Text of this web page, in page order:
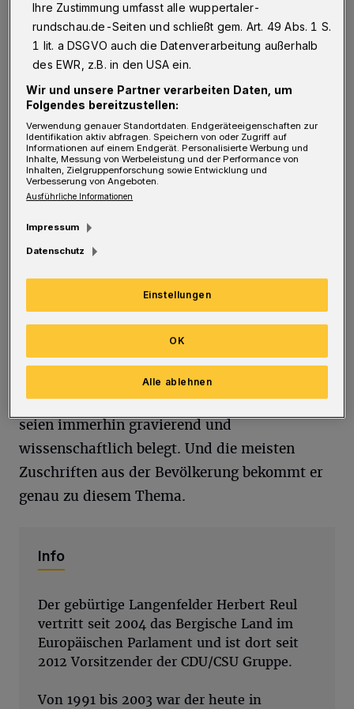
S peiseeis? Durchaus! "Für ein gutes Eis
kann man mich nachts wecken", bekennt
der 63-Jährige und freut sich über den
gemischten Fruchtbecher, den es als kleine
Stärkung beim Redaktionsgespräch gibt. Seine
Initiative für einen "Europäischen Tag des
handwerklich hergestellten Speiseeises" mutet
dabei ähnlich exotisch an wie sein inzwischen
"Natürlich gibt es wichtigere Themen und
man muss aufpassen, dass man kein Clown
wird", sagt Reul -- auch mit Blick auf das
Foto einer schon legendären Pressemitteilung,
das ihn einst in Buster-Keaton-Manier an
einer Turmuhr hängend zeigte. Aber die
gesundheitlichen Folgen der Zeitumstellung
seien immerhin gravierend und
wissenschaftlich belegt. Und die meisten
Zuschriften aus der Bevölkerung bekommt er
genau zu diesem Thema.
Info
Der gebürtige Langenfelder Herbert Reul
vertritt seit 2004 das Bergische Land im
Europäischen Parlament und ist dort seit
2012 Vorsitzender der CDU/CSU Gruppe.
Von 1991 bis 2003 war der heute in
Ihre Zustimmung umfasst alle wuppertaler-
rundschau.de-Seiten und schließt gem. Art. 49 Abs. 1 S.
1 lit. a DSGVO auch die Datenverarbeitung außerhalb
des EWR, z.B. in den USA ein.
Wir und unsere Partner verarbeiten Daten, um
Folgendes bereitzustellen:
Verwendung genauer Standortdaten. Endgeräteeigenschaften zur
Identifikation aktiv abfragen. Speichern von oder Zugriff auf
Informationen auf einem Endgerät. Personalisierte Werbung und
Inhalte, Messung von Werbeleistung und der Performance von
Inhalten, Zielgruppenforschung sowie Entwicklung und
Verbesserung von Angeboten.
Ausführliche Informationen
Impressum
Datenschutz
Einstellungen
Alle ablehnen
OK